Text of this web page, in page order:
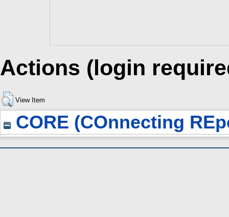
Actions (login
View Item
CORE (COnnecting